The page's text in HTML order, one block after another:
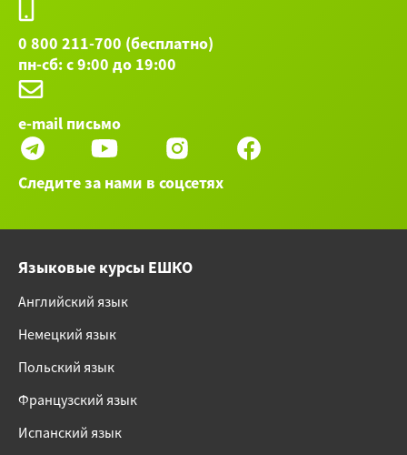
0 800 211-700 (бесплатно)
пн-сб: с 9:00 до 19:00
e-mail письмо
Следите за нами в соцсетях
Языковые курсы ЕШКО
Английский язык
Немецкий язык
Польский язык
Французский язык
Испанский язык